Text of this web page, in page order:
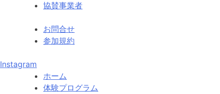
協賛事業者
お問合せ
参加規約
Instagram
ホーム
体験プログラム